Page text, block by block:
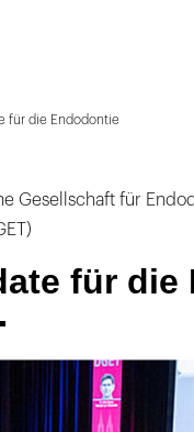
für die Endodontie
Gesellschaft für
für die